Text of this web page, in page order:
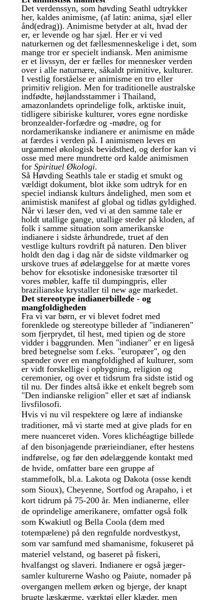
Det verdenssyn, som høvding Seathl udtrykker
her, kaldes animisme, (af latin: anima, sjæl eller
ånd(edrag)). Animisme betyder at alt, hvad der
er, er levende og har sjæl. Her er vi ved
naturkernen og det fællesmenneskelige i det, som
mange tror er specielt indiansk. Men animisme
er et livssyn, der er fælles for mennesker verden
over i alle naturnære, såkaldt primitive, kulturer.
I vestlig forståelse er animisme en tro eller
primitiv religion. Men for traditionelle australske
indfødte, højlandsstammer i Thailand,
amazonlandets oprindelige folk, arktiske inuit,
tidligere sibiriske kulturer, vores egne nordiske
bronzealder-forfædre og -mødre, og for
nordamerikanske indianere er animisme en måde
at færdes i verden på. I animismen leves en
urgammel økologisk bevidsthed, og derfor kan vi
osse med mere mundrette ord kalde animismen
for Spirituel Økologi.
Så Høvding Seathls tale er stadig et smukt og
vældigt dokument, blot ikke som udtryk for en
speciel indiansk kulturs åndelighed, men som et
animistisk manifest af global og tidløs gyldighed.
Når vi læser den, ved vi at den samme tale er
holdt utallige gange, utallige steder på kloden, af
folk i samme situation som amerikanske
indianere i sidste århundrede, truet af den
vestlige kulturs rovdrift på naturen. Den bliver
holdt den dag i dag når de sidste vildmarker og
urskove trues af ødelæggelse for at mætte vores
behov for eksotiske indonesiske træsorter til
vores møbler, kaffe til dumpingpris, eller
brazilianske krystaller til new age markedet.
Det stereotype indianerbillede - og
mangfoldigheden
Fra vi var børn, er vi blevet fodret med
forenklede og stereotype billeder af "indianeren"
som fjerprydet, til hest, med tipien og de store
vidder i baggrunden. Men "indianer" er en ligeså
bred betegnelse som f.eks. "europæer", og den
spænder over en mangfoldighed af kulturer, som
er vidt forskellige i opbygning, religion og
ceremonier, og over et tidsrum fra sidste istid og
til nu. Der findes altså ikke et enkelt begreb som
"Den indianske religion" eller et sæt af indiansk
livsfilosofi.
Hvis vi nu vil respektere og lære af indianske
traditioner, må vi starte med at give plads for en
mere nuanceret viden. Vores klichéagtige billede
af den bisonjagende prærieindianer, efter hestens
indførelse, og før den ødelæggende kontakt med
de hvide, omfatter bare een gruppe af
stammefolk, bl.a. Lakota og Dakota (osse kendt
som Sioux), Cheyenne, Sortfod og Arapaho, i et
kort tidrum på 75-200 år. Men indianerne, eller
de oprindelige amerikanere, omfatter også folk
som Kwakiutl og Bella Coola (dem med
totempælene) på den regnfulde nordvestkyst,
som var samfund med shamanisme, fokuseret på
materiel velstand, og baseret på fiskeri,
hvalfangst og slaveri. Indianere er også jæger-
samler kulturerne Washo og Paiute, nomader på
overgangen mellem ørken og bjerge, der knapt
brugte læskærme, værktøj eller klæder, men